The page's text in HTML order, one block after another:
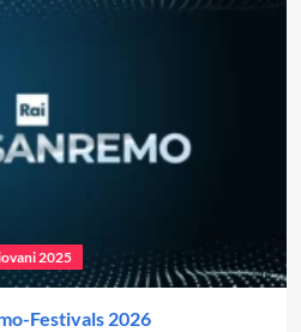
2025
Festivals 2026